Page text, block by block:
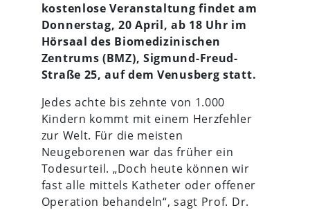
kostenlose Veranstaltung findet am
Donnerstag, 20 April, ab 18 Uhr im
Hörsaal des Biomedizinischen
Zentrums (BMZ), Sigmund-Freud-
Straße 25, auf dem Venusberg statt.
Jedes achte bis zehnte von 1.000
Kindern kommt mit einem Herzfehler
zur Welt. Für die meisten
Neugeborenen war das früher ein
Todesurteil. „Doch heute können wir
fast alle mittels Katheter oder offener
Operation behandeln“, sagt Prof. Dr.